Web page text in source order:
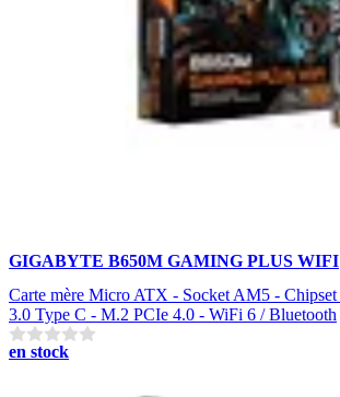
GIGABYTE B650M GAMING PLUS WIFI
Carte mère Micro ATX - Socket AM5 -
3.0 Type C - M.2 PCIe 4.0 - WiFi 6 / Bluetooth
en stock